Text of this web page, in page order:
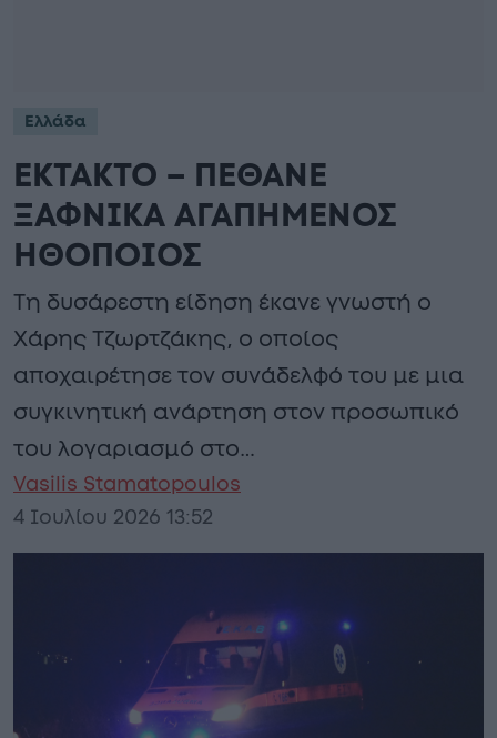
Ελλάδα
ΕΚΤΑΚΤΟ – ΠΕΘΑΝΕ
ΞΑΦΝΙΚΑ ΑΓΑΠΗΜΕΝΟΣ
ΗΘΟΠΟΙΟΣ
Τη δυσάρεστη είδηση έκανε γνωστή ο
Χάρης Τζωρτζάκης, ο οποίος
αποχαιρέτησε τον συνάδελφό του με μια
συγκινητική ανάρτηση στον προσωπικό
του λογαριασμό στο…
Vasilis Stamatopoulos
4 Ιουλίου 2026 13:52